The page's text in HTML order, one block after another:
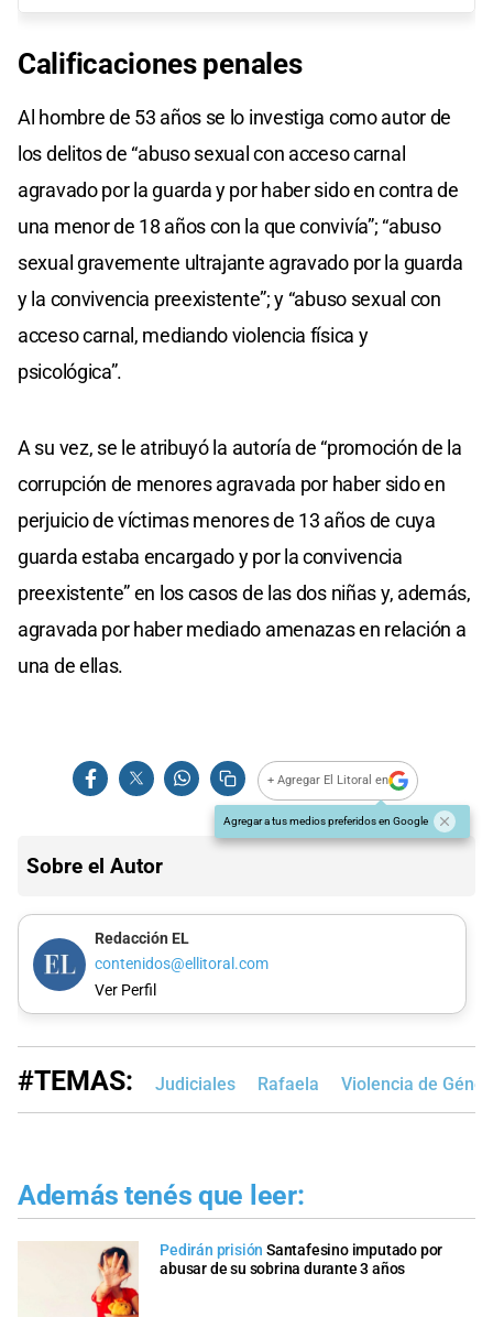
Calificaciones penales
Al hombre de 53 años se lo investiga como autor de
los delitos de “abuso sexual con acceso carnal
agravado por la guarda y por haber sido en contra de
una menor de 18 años con la que convivía”; “abuso
sexual gravemente ultrajante agravado por la guarda
y la convivencia preexistente”; y “abuso sexual con
acceso carnal, mediando violencia física y
psicológica”.
A su vez, se le atribuyó la autoría de “promoción de la
corrupción de menores agravada por haber sido en
perjuicio de víctimas menores de 13 años de cuya
guarda estaba encargado y por la convivencia
preexistente” en los casos de las dos niñas y, además,
agravada por haber mediado amenazas en relación a
una de ellas.
+ Agregar El Litoral en
Agregar a tus medios preferidos en Google
Sobre el Autor
Redacción EL
contenidos@ellitoral.com
Ver Perfil
#TEMAS: Judiciales Rafaela Violencia de
Además tenés que leer:
Pedirán prisión Santafesino imputado por
abusar de su sobrina durante 3 años